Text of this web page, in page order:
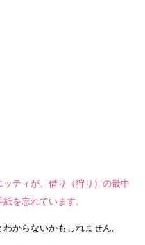
ッティが、借り（狩り）の最中
を忘れています。
からないかもしれません。